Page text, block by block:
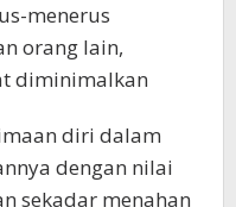
menerus
orang lain,
diminimalkan
diri dalam
dengan nilai
sekadar menahan